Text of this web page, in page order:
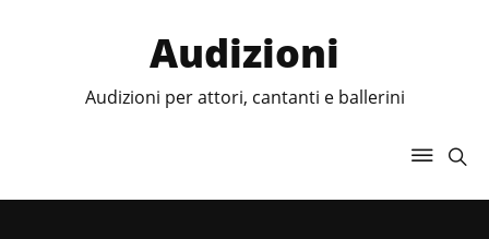
Audizioni
Audizioni per attori, cantanti e ballerini